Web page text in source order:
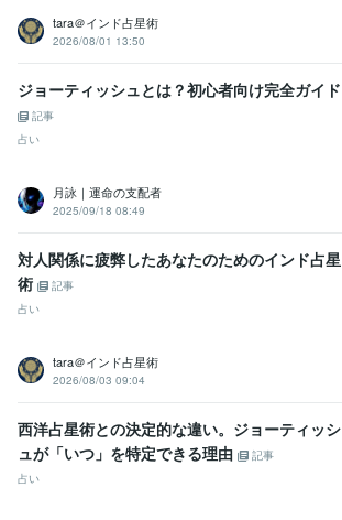
tara＠インド占星術
2026/08/01 13:50
ジョーティッシュとは？初心者向け完全ガイド
記事
占い
月詠｜運命の支配者
2025/09/18 08:49
対人関係に疲弊したあなたのためのインド占星
術
記事
占い
tara＠インド占星術
2026/08/03 09:04
西洋占星術との決定的な違い。ジョーティッシ
ュが「いつ」を特定できる理由
記事
占い